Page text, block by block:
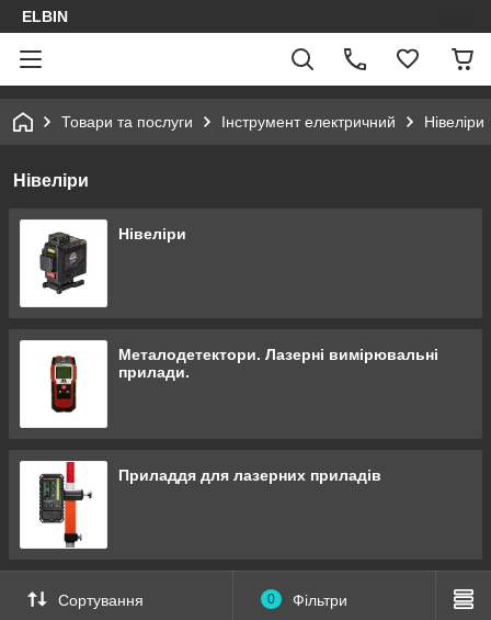
ELBIN
Товари та послуги Інструмент електричний Нівеліри
Нівеліри
Нівеліри
Металодетектори. Лазерні вимірювальні
прилади.
Приладдя для лазерних приладів
Сортування 0 Фільтри